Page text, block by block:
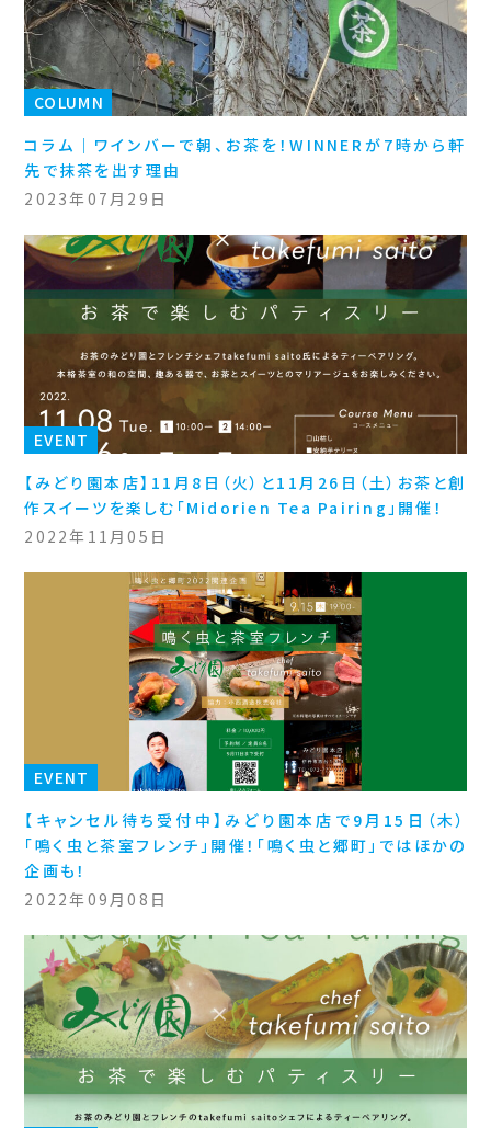
COLUMN
コラム｜ワインバーで朝、お茶を！WINNERが7時から軒
先で抹茶を出す理由
2023年07月29日
EVENT
【みどり園本店】11月8日（火）と11月26日（土）お茶と創
作スイーツを楽しむ「Midorien Tea Pairing」開催！
2022年11月05日
EVENT
【キャンセル待ち受付中】みどり園本店で9月15日（木）
「鳴く虫と茶室フレンチ」開催！「鳴く虫と郷町」ではほかの
企画も！
2022年09月08日